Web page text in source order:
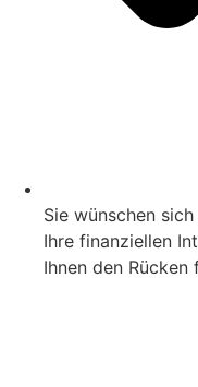
Sie wünschen
Ihre finanziellen
Ihnen den Rücken